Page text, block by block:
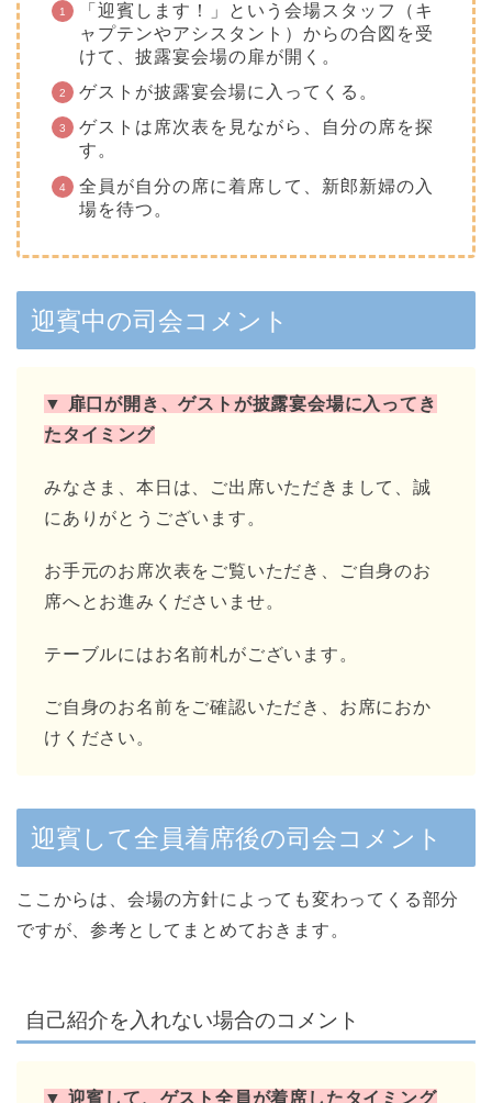
「迎賓します！」という会場スタッフ（キ
ャプテンやアシスタント）からの合図を受
けて、披露宴会場の扉が開く。
ゲストが披露宴会場に入ってくる。
ゲストは席次表を見ながら、自分の席を探
す。
全員が自分の席に着席して、新郎新婦の入
場を待つ。
迎賓中の司会コメント
▼ 扉口が開き、ゲストが披露宴会場に入ってき
たタイミング
みなさま、本日は、ご出席いただきまして、誠
にありがとうございます。
お手元のお席次表をご覧いただき、ご自身のお
席へとお進みくださいませ。
テーブルにはお名前札がございます。
ご自身のお名前をご確認いただき、お席におか
けください。
迎賓して全員着席後の司会コメント
ここからは、会場の方針によっても変わってくる部分
ですが、参考としてまとめておきます。
自己紹介を入れない場合のコメント
▼ 迎賓して、ゲスト全員が着席したタイミング